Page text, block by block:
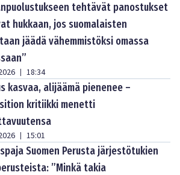
tehtävät panostukset
hukkaan, jos suomalaisten
jäädä vähemmistöksi omassa
| 18:34
kasvaa, alijäämä pienenee –
kritiikki menetti
| 15:01
Suomen Perusta järjestötukien
”Minkä takia